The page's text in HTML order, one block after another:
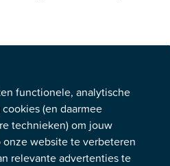
Cadeaukaart vanaf aankoop drie
functionele, analytische
(en daarmee
technieken) om jouw
onze website te verbeteren
relevante advertenties te